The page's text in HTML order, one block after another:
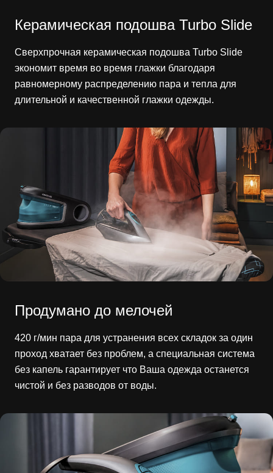
Керамическая подошва Turbo Slide
Сверхпрочная керамическая подошва Turbo Slide
экономит время во время глажки благодаря
равномерному распределению пара и тепла для
длительной и качественной глажки одежды.
Продумано до мелочей
420 г/мин пара для устранения всех складок за один
проход хватает без проблем, а специальная система
без капель гарантирует что Ваша одежда останется
чистой и без разводов от воды.